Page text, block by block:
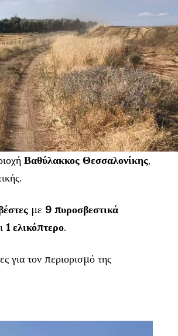
Βαθύλακκος Θεσσαλονίκης,
με 9 πυροσβεστικά
1 ελικόπτερο.
για τον περιορισμό της